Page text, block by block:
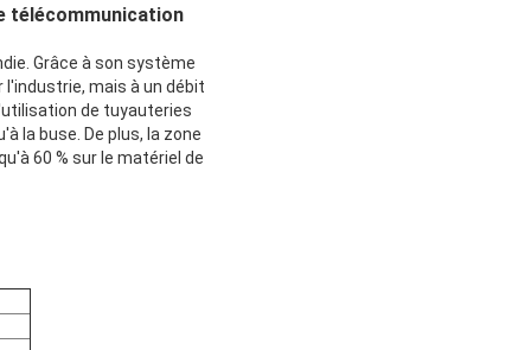
télécommunication
Grâce à son système
l'industrie, mais à un débit
de tuyauteries
la buse. De plus, la zone
60 % sur le matériel de